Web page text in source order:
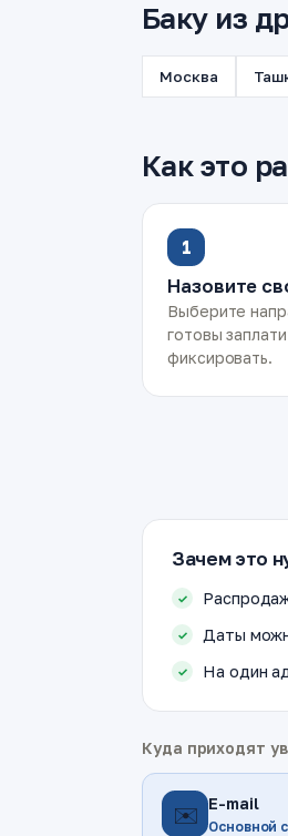
Баку из
Москва
Как это
1
Назовите
Выберите
готовы
фиксировать.
Зачем это
Даты
На один
Куда приходят
✉️ E-mail
Основной